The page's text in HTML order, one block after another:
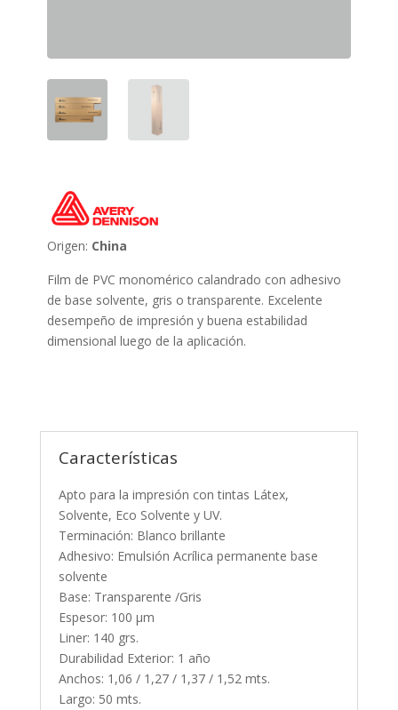
Origen: China
Film de PVC monomérico calandrado con adhesivo
de base solvente, gris o transparente. Excelente
desempeño de impresión y buena estabilidad
dimensional luego de la aplicación.
Características
Apto para la impresión con tintas Látex,
Solvente, Eco Solvente y UV.
Terminación: Blanco brillante
Adhesivo: Emulsión Acrílica permanente base
solvente
Base: Transparente /Gris
Espesor: 100 µm
Liner: 140 grs.
Durabilidad Exterior: 1 año
Anchos: 1,06 / 1,27 / 1,37 / 1,52 mts.
Largo: 50 mts.